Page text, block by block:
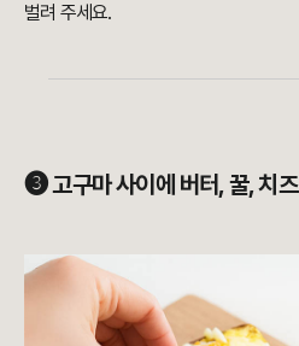
벌려 주세요.
➌ 고구마 사이에 버터, 꿀, 치즈